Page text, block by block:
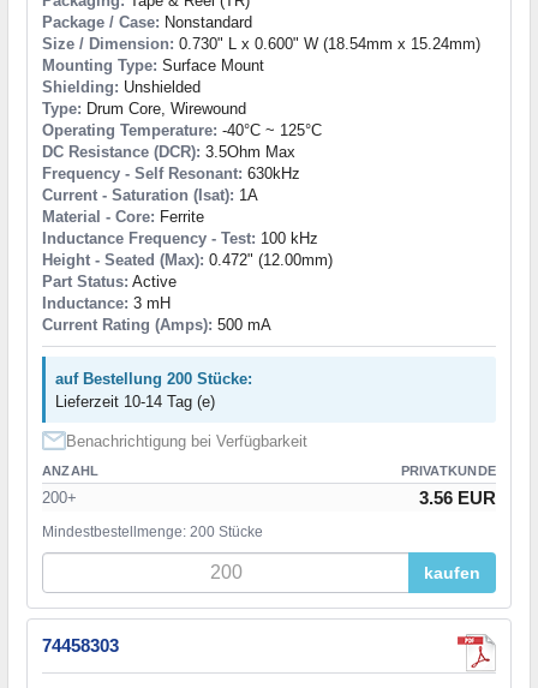
Package / Case: Nonstandard
Size / Dimension: 0.730" L x 0.600" W (18.54mm x 15.24mm)
Mounting Type: Surface Mount
Shielding: Unshielded
Type: Drum Core, Wirewound
Operating Temperature: -40°C ~ 125°C
DC Resistance (DCR): 3.5Ohm Max
Frequency - Self Resonant: 630kHz
Current - Saturation (Isat): 1A
Material - Core: Ferrite
Inductance Frequency - Test: 100 kHz
Height - Seated (Max): 0.472" (12.00mm)
Part Status: Active
Inductance: 3 mH
Current Rating (Amps): 500 mA
auf Bestellung 200 Stücke:
Lieferzeit 10-14 Tag (e)
Benachrichtigung bei Verfügbarkeit
ANZAHL PRIVATKUNDE
200+ 3.56 EUR
Mindestbestellmenge: 200 Stücke
kaufen
74458303